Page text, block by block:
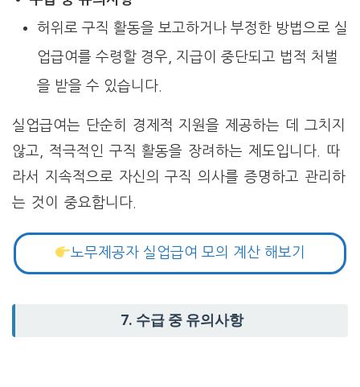
허위로 구직 활동을 보고하거나 부정한 방법으로 실
업급여를 수령할 경우, 지급이 중단되고 법적 처벌
을 받을 수 있습니다.
실업급여는 단순히 경제적 지원을 제공하는 데 그치지
않고, 적극적인 구직 활동을 장려하는 제도입니다. 따
라서 지속적으로 자신의 구직 의사를 증명하고 관리하
는 것이 중요합니다.
노무제공자 실업급여 모의 계산 해보기
7. 수급 중 유의사항